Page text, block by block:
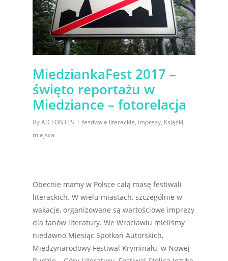
MiedziankaFest 2017 –
święto reportażu w
Miedziance – fotorelacja
ByAD FONTES festiwale literackie, Imprezy, Książki,
miejsca
Obecnie mamy w Polsce całą masę festiwali
literackich. W wielu miastach, szczególnie w
wakacje, organizowane są wartościowe imprezy
dla fanów literatury. We Wrocławiu mieliśmy
niedawno Miesiąc Spotkań Autorskich,
Międzynarodowy Festiwal Kryminału, w Nowej